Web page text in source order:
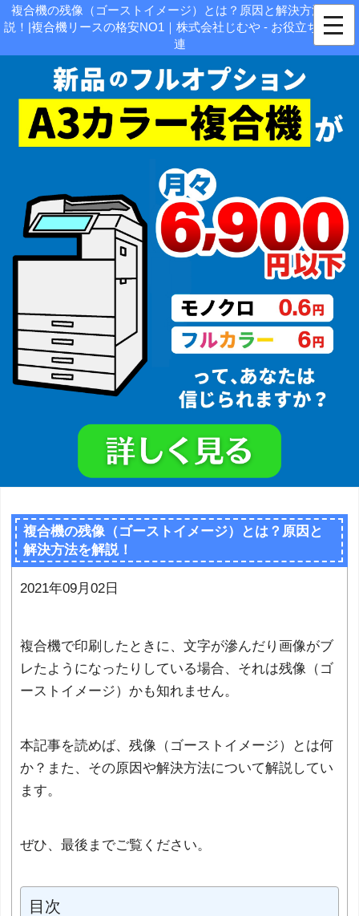
複合機の残像（ゴーストイメージ）とは？原因と解決方法を解
説！|複合機リースの格安NO1｜株式会社じむや - お役立ち情報関
連
複合機の残像（ゴーストイメージ）とは？原因と
解決方法を解説！
2021年09月02日
複合機で印刷したときに、文字が滲んだり画像がブ
レたようになったりしている場合、それは残像（ゴ
ーストイメージ）かも知れません。
本記事を読めば、残像（ゴーストイメージ）とは何
か？また、その原因や解決方法について解説してい
ます。
ぜひ、最後までご覧ください。
目次